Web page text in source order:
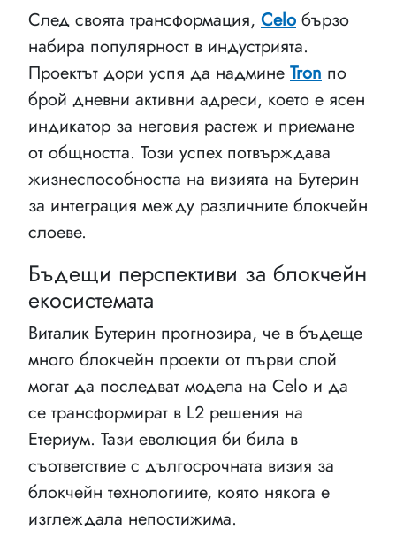
След своята трансформация, Celo бързо
набира популярност в индустрията.
Проектът дори успя да надмине Tron по
брой дневни активни адреси, което е ясен
индикатор за неговия растеж и приемане
от общността. Този успех потвърждава
жизнеспособността на визията на Бутерин
за интеграция между различните блокчейн
слоеве.
Бъдещи перспективи за блокчейн
екосистемата
Виталик Бутерин прогнозира, че в бъдеще
много блокчейн проекти от първи слой
могат да последват модела на Celo и да
се трансформират в L2 решения на
Етериум. Тази еволюция би била в
съответствие с дългосрочната визия за
блокчейн технологиите, която някога е
изглеждала непостижима.